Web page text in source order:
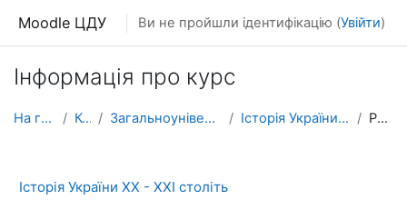
Moodle ЦДУ Ви не пройшли ідентифікацію (Увійти)
Інформація про курс
На головну Курси Загальноуніверситетські курси Історія України ХХ - XXI століть Резюме
Історія України ХХ - XXI століть